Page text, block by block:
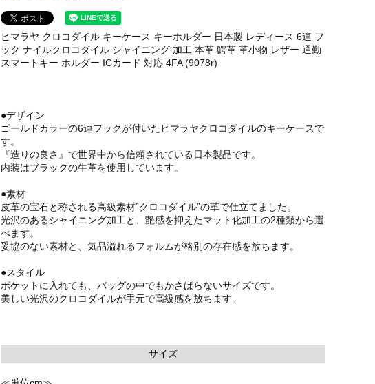
ヒマラヤ クロコダイル キーケース キーホルダー 日本製 レディース 6連 フ
ック ナイルクロコダイル シャイニング 加工 本革 鰐革 革小物 レザー 通勤
スマートキー ホルダー ICカード 対応 4FA (9078r)
●デザイン
ゴールドカラーの6連フックが付いたヒマラヤクロコダイルのキーケースで
す。
『造りの良さ』で世界中から信頼されている日本製品です。
内装はブラックの牛革を使用しています。
●素材
皮革の宝石と称される高級素材”クロコダイル”の革で仕立てました。
光沢のあるシャイニング加工と、艶感を抑えたマット化加工の2種類から選
べます。
妥協のない素材と、気品溢れるフォルムが格別の存在感を放ちます。
●スタイル
ポケットに入れても、バッグの中でもかさばらないサイズです。
美しい光沢のクロコダイルが手元で高級感を放ちます。
サイズ